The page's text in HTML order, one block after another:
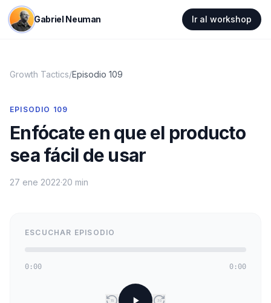
Gabriel Neuman Ir al workshop
Growth Tactics/Episodio 109
EPISODIO 109
Enfócate en que el producto
sea fácil de usar
27 ene 2022·20 min
ESCUCHAR EPISODIO
0:00 0:00
15 30